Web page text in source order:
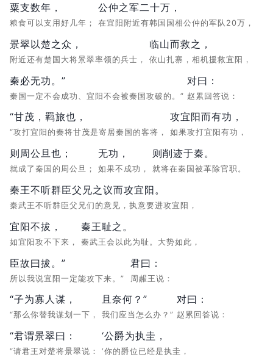
粟支数年，
粮食可以支用好几年；
公仲之军二十万，
在宜阳附近有韩国国相公仲的军队20万，
景翠以楚之众，
附近还有楚国大将景翠率领的兵士，
临山而救之，
依山扎寨，相机援救宜阳，
秦必无功。”
秦国一定不会成功、宜阳不会被秦国攻破的。”
对曰：
赵累回答说：
“甘茂，羁旅也，
“攻打宜阳的秦将甘茂是寄居秦国的客将，
攻宜阳而有功，
如果攻打宜阳有功，
则周公旦也；
就成了秦国的周公旦；
无功，
如果不成功，
则削迹于秦。
就将在秦国被革除官职。
秦王不听群臣父兄之议而攻宜阳。
秦武王不听群臣父兄们的意见，执意要进攻宜阳，
宜阳不拔，
如宜阳攻不下来，
秦王耻之。
秦武王会以此为耻。大势如此，
臣故曰拔。”
所以我说宜阳一定能攻下来。”
君曰：
周赧王说：
“子为寡人谋，
“那么你替我谋划一下，
且奈何？”
我们应当怎么办？”
对曰：
赵累回答说：
“君谓景翠曰：
“请君王对楚将景翠说：
‘公爵为执圭，
‘你的爵位已经是执圭，